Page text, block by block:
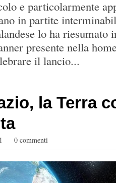
e particolarmente
in partite
lo ha riesumato
presente nella
il lancio...
la Terra
0 commenti